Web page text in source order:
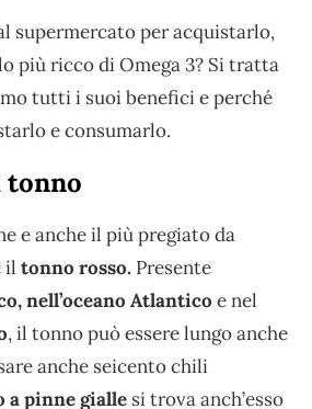
supermercato per acquistarlo,
più ricco di Omega 3? Si tratta
tutti i suoi benefici e perché
e consumarlo.
tonno
e anche il più pregiato da
il tonno rosso. Presente
nell’oceano Atlantico e nel
, il tonno può essere lungo anche
anche seicento chili
a pinne gialle si trova anch’esso